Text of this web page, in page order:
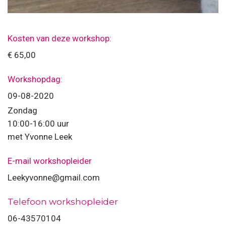
Kosten van deze workshop:
€ 65,00
Workshopdag:
09-08-2020
Zondag
10:00-16:00 uur
met Yvonne Leek
E-mail workshopleider
Leekyvonne@gmail.com
Telefoon workshopleider
06-43570104